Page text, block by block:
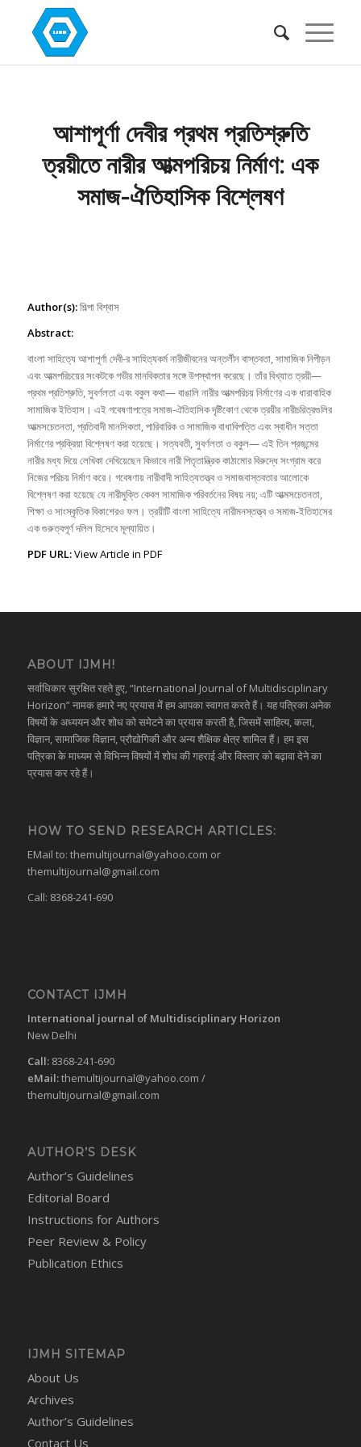
আশাপূর্ণা দেবীর প্রথম প্রতিশ্রুতি
ত্রয়ীতে নারীর আত্মপরিচয় নির্মাণ: এক
সমাজ-ঐতিহাসিক বিশ্লেষণ
Author(s):শিল্পা বিশ্বাস
Abstract:
বাংলা সাহিত্যে আশাপূর্ণা দেবী-র সাহিত্যকর্ম নারীজীবনের অন্তর্লীন বাস্তবতা, সামাজিক নিপীড়ন
এবং আত্মপরিচয়ের সংকটকে গভীর মানবিকতার সঙ্গে উপস্থাপন করেছে। তাঁর বিখ্যাত ত্রয়ী—
প্রথম প্রতিশ্রুতি, সুবর্ণলতা এবং বকুল কথা— বাঙালি নারীর আত্মপরিচয় নির্মাণের এক ধারাবাহিক
সামাজিক ইতিহাস। এই গবেষণাপত্রে সমাজ-ঐতিহাসিক দৃষ্টিকোণ থেকে ত্রয়ীর নারীচরিত্রগুলির
আত্মসচেতনতা, প্রতিবাদী মানসিকতা, পারিবারিক ও সামাজিক বাধাবিপত্তি এবং স্বাধীন সত্তা
নির্মাণের প্রক্রিয়া বিশ্লেষণ করা হয়েছে। সত্যবতী, সুবর্ণলতা ও বকুল— এই তিন প্রজন্মের
নারীর মধ্য দিয়ে লেখিকা দেখিয়েছেন কিভাবে নারী পিতৃতান্ত্রিক কাঠামোর বিরুদ্ধে সংগ্রাম করে
নিজের পরিচয় নির্মাণ করে। গবেষণায় নারীবাদী সাহিত্যতত্ত্ব ও সমাজবাস্তবতার আলোকে
বিশ্লেষণ করা হয়েছে যে নারীমুক্তি কেবল সামাজিক পরিবর্তনের বিষয় নয়; এটি আত্মসচেতনতা,
শিক্ষা ও সাংস্কৃতিক বিকাশেরও ফল। ত্রয়ীটি বাংলা সাহিত্যে নারীমনস্তত্ত্ব ও সমাজ-ইতিহাসের
এক গুরুত্বপূর্ণ দলিল হিসেবে মূল্যায়িত।
PDF URL:View Article in PDF
ABOUT IJMH!
सर्वाधिकार सुरक्षित रहते हुए, “International Journal of Multidisciplinary
Horizon” नामक हमारे नए प्रयास में हम आपका स्वागत करते हैं। यह पत्रिका अनेक
विषयों के अध्ययन और शोध को समेटने का प्रयास करती है, जिसमें साहित्य, कला,
विज्ञान, सामाजिक विज्ञान, प्रौद्योगिकी और अन्य शैक्षिक क्षेत्र शामिल हैं। हम इस
पत्रिका के माध्यम से विभिन्न विषयों में शोध की गहराई और विस्तार को बढ़ावा देने का
प्रयास कर रहे हैं।
HOW TO SEND RESEARCH ARTICLES:
EMail to: themultijournal@yahoo.com or
themultijournal@gmail.com
Call: 8368-241-690
CONTACT IJMH
International journal of Multidisciplinary Horizon
New Delhi
Call: 8368-241-690
eMail:themultijournal@yahoo.com /
themultijournal@gmail.com
AUTHOR’S DESK
Author’s Guidelines
Editorial Board
Instructions for Authors
Peer Review & Policy
Publication Ethics
IJMH SITEMAP
About Us
Archives
Author’s Guidelines
Contact Us